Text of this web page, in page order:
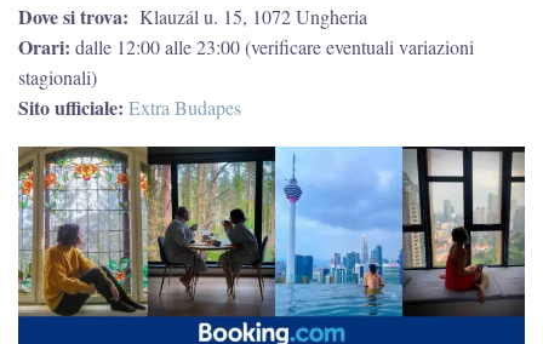
Dove si trova: Klauzál u. 15, 1072 Ungheria
Orari: dalle 12:00 alle 23:00 (verificare eventuali variazioni
stagionali)
Sito ufficiale: Extra Budapes